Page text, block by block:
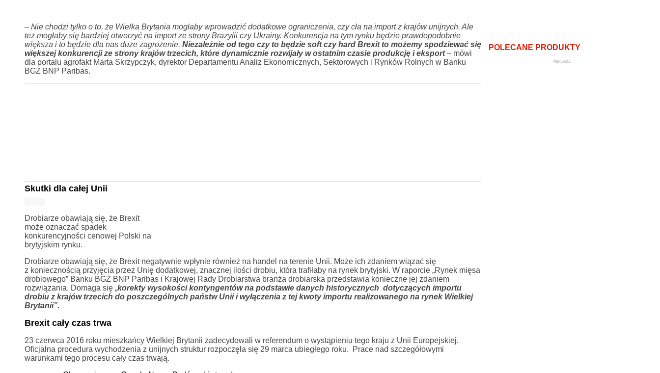
– Nie chodzi tylko o to, że Wielka Brytania mogłaby wprowadzić dodatkowe ograniczenia, czy cła na import z krajów unijnych. Ale
też mogłaby się bardziej otworzyć na import ze strony Brazylii czy Ukrainy. Konkurencja na tym rynku będzie prawdopodobnie
większa i to będzie dla nas duże zagrożenie. Niezależnie od tego czy to będzie soft czy hard Brexit to możemy spodziewać się
większej konkurencji ze strony krajów trzecich, które dynamicznie rozwijały w ostatnim czasie produkcję i eksport– mówi
dla portalu agrofakt Marta Skrzypczyk, dyrektor Departamentu Analiz Ekonomicznych, Sektorowych i Rynków Rolnych w Banku
BGŻ BNP Paribas.
Skutki dla całej Unii
Drobiarze obawiają się, że Brexit
może oznaczać spadek
konkurencyjności cenowej Polski na
brytyjskim rynku.
Drobiarze obawiają się, że Brexit negatywnie wpłynie również na handel na terenie Unii. Może ich zdaniem wiązać się
z koniecznością przyjęcia przez Unię dodatkowej, znacznej ilości drobiu, która trafiłaby na rynek brytyjski. W raporcie „Rynek mięsa
drobiowego” Banku BGŻ BNP Paribas i Krajowej Rady Drobiarstwa branża drobiarska przedstawia konieczne jej zdaniem
rozwiązania. Domaga się „korekty wysokości kontyngentów na podstawie danych historycznych dotyczących importu
drobiu z krajów trzecich do poszczególnych państw Unii i wyłączenia z tej kwoty importu realizowanego na rynek Wielkiej
Brytanii”.
Brexit cały czas trwa
23 czerwca 2016 roku mieszkańcy Wielkiej Brytanii zadecydowali w referendum o wystąpieniu tego kraju z Unii Europejskiej.
Oficjalna procedura wychodzenia z unijnych struktur rozpoczęła się 29 marca ubiegłego roku. Prace nad szczegółowymi
warunkami tego procesu cały czas trwają.
POLECANE PRODUKTY
REKLAMA